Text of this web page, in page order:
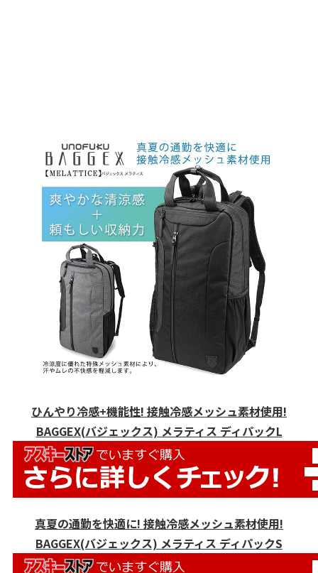
ひんやり冷感+機能性! 接触冷感メッシュ素材使用!
BAGGEX(バジェックス) メラティス ディパックL
真夏の通勤を快適に! 接触冷感メッシュ素材使用!
BAGGEX(バジェックス) メラティス ディパックS